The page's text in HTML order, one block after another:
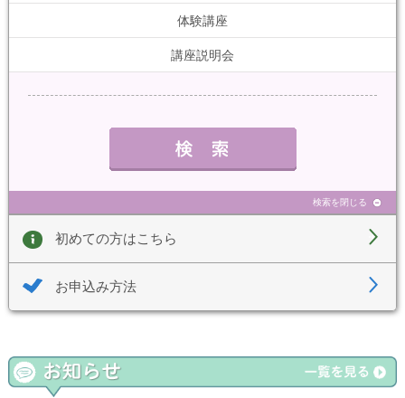
体験講座
講座説明会
検索を閉じる
初めての方はこちら
お申込み方法